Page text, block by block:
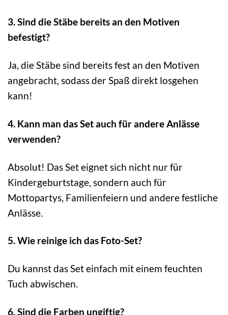
3. Sind die Stäbe bereits an den Motiven
befestigt?
Ja, die Stäbe sind bereits fest an den Motiven
angebracht, sodass der Spaß direkt losgehen
kann!
4. Kann man das Set auch für andere Anlässe
verwenden?
Absolut! Das Set eignet sich nicht nur für
Kindergeburtstage, sondern auch für
Mottopartys, Familienfeiern und andere festliche
Anlässe.
5. Wie reinige ich das Foto-Set?
Du kannst das Set einfach mit einem feuchten
Tuch abwischen.
6. Sind die Farben ungiftig?